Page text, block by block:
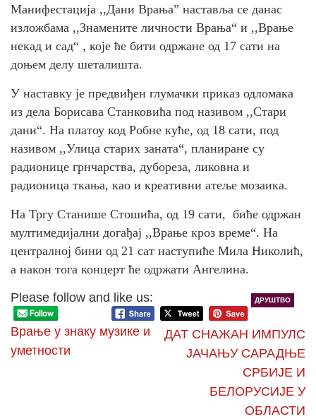
Манифестација ,,Дани Врања” наставља се данас
изложбама ,,Знамените личности Врања“ и ,,Врање
некад и сад“ , које ће бити одржане од 17 сати на
доњем делу шеталишта.
У наставку је предвиђен глумачки приказ одломака
из дела Борисава Станковића под називом ,,Стари
дани“. На платоу код Робне куће, од 18 сати, под
називом ,,Улица старих заната“, планиране су
радионице грнчарства, дубореза, ликовна и
радионица ткања, као и креативни атеље мозаика.
На Тргу Станише Стошића, од 19 сати, биће одржан
мултимедијални догађај ,,Врање кроз време“. На
централној бини од 21 сат наступиће Мила Николић,
а након тога концерт ће одржати Ангелина.
Please follow and like us:
ДРУШТВО
Врање у знаку музике и
уметности
ДАТ СНАЖАН ИМПУЛС
ЈАЧАЊУ САРАДЊЕ
СРБИЈЕ И
БЕЛОРУСИЈЕ У
ОБЛАСТИ